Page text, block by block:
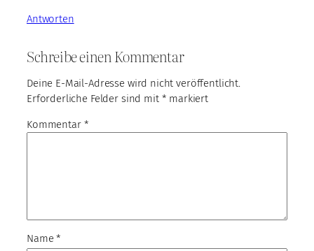
Antworten
Schreibe einen Kommentar
Deine E-Mail-Adresse wird nicht veröffentlicht.
Erforderliche Felder sind mit * markiert
Kommentar *
Name*